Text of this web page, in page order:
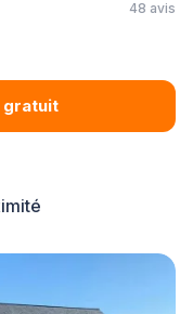
48 avis
gratuit